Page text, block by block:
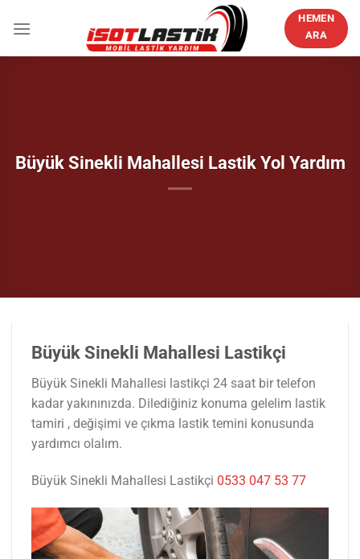
atla
HEMEN
ARA
Büyük Sinekli Mahallesi Lastik Yol Yardım
Büyük Sinekli Mahallesi Lastikçi
Büyük Sinekli Mahallesi lastikçi 24 saat bir telefon
kadar yakınınızda. Dilediğiniz konuma gelelim lastik
tamiri , değişimi ve çıkma lastik temini konusunda
yardımcı olalım.
Büyük Sinekli Mahallesi Lastikçi 0533 047 53 77